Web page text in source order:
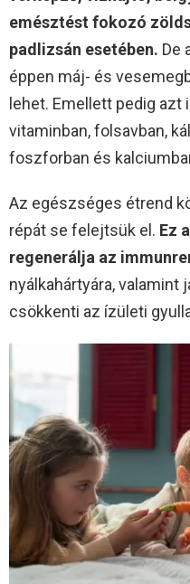
emésztést fokozó
padlizsán esetében. De
éppen máj- és
lehet. Emellett pedig azt
vitaminban, folsavban,
foszforban és
Az egészséges étrend
répát se felejtsük el. Ez
regenerálja az
nyálkahártyára, valamint
csökkenti az ízületi